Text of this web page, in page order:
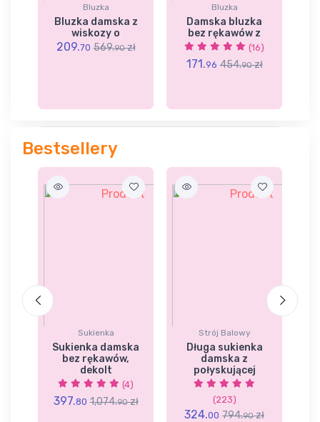
Bluzka
Bluzka damska z
wiskozy o
209.70 569.90zł
Bluzka
Damska bluzka
bez rękawów z
(16)
171.96 454.90zł
Bestsellery
Sukienka
Sukienka damska
bez rękawów,
dekolt
(4)
397.80 1,074.90zł
Strój Balowy
Długa sukienka
damska z
połyskującej
(223)
324.00 794.90zł